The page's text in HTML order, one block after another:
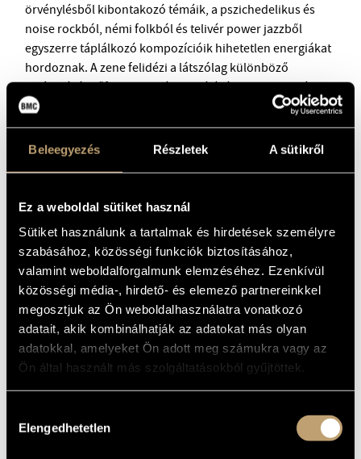
Beleegyezés Részletek A sütikről
Ez a weboldal sütiket használ
Sütiket használunk a tartalmak és hirdetések személyre
szabásához, közösségi funkciók biztosításához,
valamint weboldalforgalmunk elemzéséhez. Ezenkívül
közösségi média-, hirdető- és elemező partnereinkkel
megosztjuk az Ön weboldalhasználatra vonatkozó
adatait, akik kombinálhatják az adatokat más olyan
adatokkal, amelyeket Ön adott meg számukra vagy az
Ön által használt más szolgáltatásokból gyűjtöttek.
kiválasztása
Elengedhetetlen
BMC RECORDS
ZENEI INFORMÁCIÓS KÖZPONT ÉS KÖNYVTÁR
BMC NEMZETKÖZI CIMBALOMVERSENY 2019
örvénylésből kibontakozó témáik, a pszichedelikus és
noise rockból, némi folkból és telivér power jazzből
egyszerre táplálkozó kompozícióik hihetetlen energiákat
hordoznak. A zene felidézi a látszólag különböző
indíttatású műfajok egymásra találásának aranykorát, de a
Jü a nyilvánvaló reminiszcenciákon túl korántsem a késő
hatvanas, kora hetvenes évek fúziós zenéinek
felidézésében utazik: a hangszerek lehetőségeinek
novemberben megjelenő első BMC Records-albumukat
intenzitását, a free jazz szabadságát, az ambient textúrák
hipnotikus hatását, és az afrikai zenék komplex, zsigeri
ritmikáját.